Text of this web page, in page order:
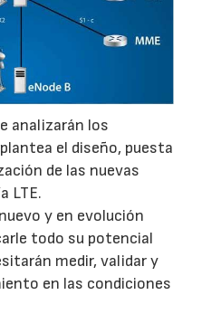
analizarán los
el diseño, puesta
de las nuevas
LTE.
y en evolución
todo su potencial
medir, validar y
en las condiciones